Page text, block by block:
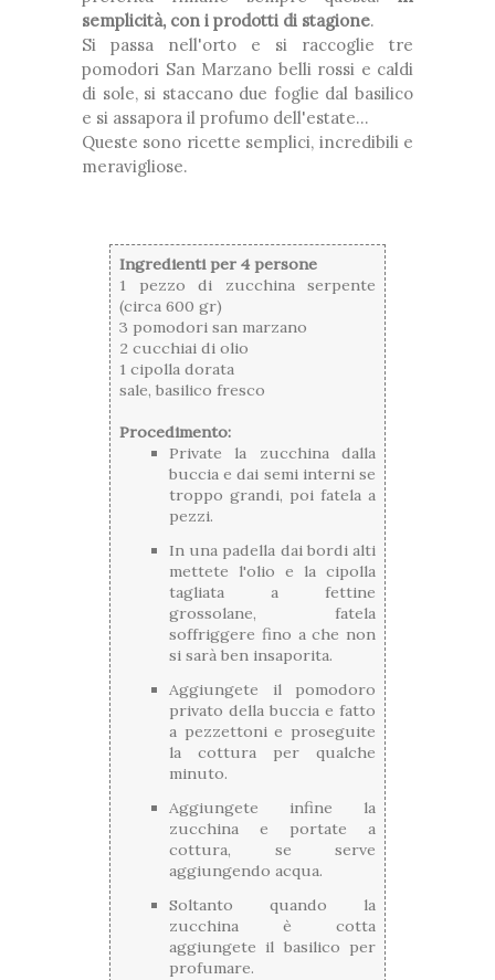
semplicità, con i prodotti di stagione.
Si passa nell'orto e si raccoglie tre
pomodori San Marzano belli rossi e caldi
di sole, si staccano due foglie dal basilico
e si assapora il profumo dell'estate...
Queste sono ricette semplici, incredibili e
meravigliose.
Ingredienti per 4 persone
1 pezzo di zucchina serpente
(circa 600 gr)
3 pomodori san marzano
2 cucchiai di olio
1 cipolla dorata
sale, basilico fresco
Procedimento:
Private la zucchina dalla
buccia e dai semi interni se
troppo grandi, poi fatela a
pezzi.
In una padella dai bordi alti
mettete l'olio e la cipolla
tagliata a fettine
grossolane, fatela
soffriggere fino a che non
si sarà ben insaporita.
Aggiungete il pomodoro
privato della buccia e fatto
a pezzettoni e proseguite
la cottura per qualche
minuto.
Aggiungete infine la
zucchina e portate a
cottura, se serve
aggiungendo acqua.
Soltanto quando la
zucchina è cotta
aggiungete il basilico per
profumare.